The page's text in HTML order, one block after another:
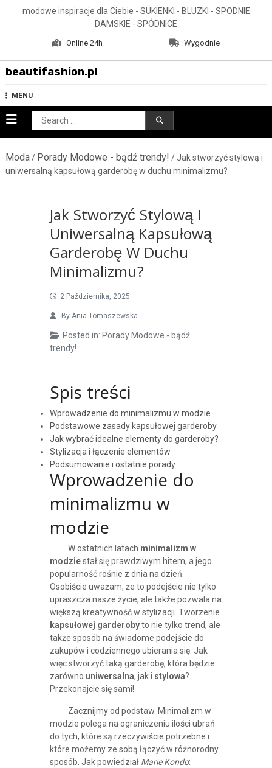
modowe inspiracje dla Ciebie - SUKIENKI - BLUZKI - SPODNIE
DAMSKIE - SPÓDNICE
Online 24h Wygodnie
beautifashion.pl
MENU
Search
for:
Moda/ Porady Modowe - bądź trendy! / Jak stworzyć stylową i
uniwersalną kapsułową garderobę w duchu minimalizmu?
Jak Stworzyć Stylową I
Uniwersalną Kapsułową
Garderobę W Duchu
Minimalizmu?
2 Października, 2025
By Ania Tomaszewska
Posted in: Porady Modowe - bądź
trendy!
Spis treści
Wprowadzenie do minimalizmu w modzie
Podstawowe zasady kapsułowej garderoby
Jak wybrać idealne elementy do garderoby?
Stylizacja i łączenie elementów
Podsumowanie i ostatnie porady
Wprowadzenie do
minimalizmu w
modzie
W ostatnich latach minimalizm w
modziestał się prawdziwym hitem, a jego
popularność rośnie z dnia na dzień.
Osobiście uważam, że to podejście nie tylko
upraszcza nasze życie, ale także pozwala na
większą kreatywność w stylizacji. Tworzenie
kapsułowej garderobyto nie tylko trend, ale
także sposób na świadome podejście do
zakupów i codziennego ubierania się. Jak
więc stworzyć taką garderobę, która będzie
zarówno uniwersalna, jak i stylowa?
Przekonajcie się sami!
Zacznijmy od podstaw. Minimalizm w
modzie polega na ograniczeniu ilości ubrań
do tych, które są rzeczywiście potrzebne i
które możemy ze sobą łączyć w różnorodny
sposób. Jak powiedział Marie Kondo: